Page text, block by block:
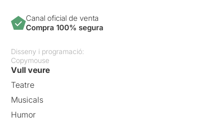
Canal oficial de venta
Compra 100% segura
Disseny i programació:
Copymouse
Vull veure
Teatre
Musicals
Humor